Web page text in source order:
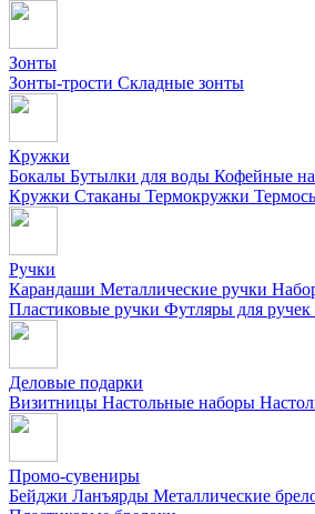
Зонты
Зонты-трости Складные зонты
Кружки
Бокалы Бутылки для воды Кофейные
Кружки Стаканы Термокружки
Ручки
Карандаши Металлические ручки
Пластиковые ручки Футляры для ручек
Деловые подарки
Визитницы Настольные наборы
Промо-сувениры
Бейджи Ланъярды Металлические